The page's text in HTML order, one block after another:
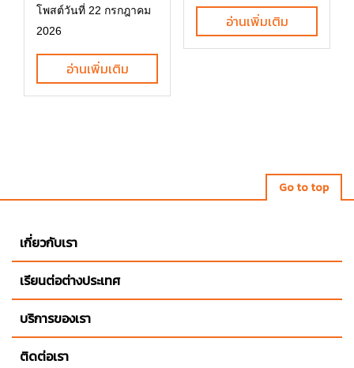
โพสต์วันที่ 22 กรกฎาคม
2026
อ่านเพิ่มเติม
อ่านเพิ่มเติม
Go to top
เกี่ยวกับเรา
เรียนต่อต่างประเทศ
บริการของเรา
ติดต่อเรา